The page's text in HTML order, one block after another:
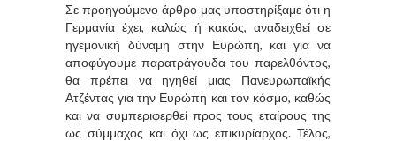
Σε προηγούμενο άρθρο μας υποστηρίξαμε ότι η
Γερμανία έχει, καλώς ή κακώς, αναδειχθεί σε
ηγεμονική δύναμη στην Ευρώπη, και για να
αποφύγουμε παρατράγουδα του παρελθόντος,
θα πρέπει να ηγηθεί μιας Πανευρωπαϊκής
Ατζέντας για την Ευρώπη και τον κόσμο, καθώς
και να συμπεριφερθεί προς τους εταίρους της
ως σύμμαχος και όχι ως επικυρίαρχος. Τέλος,